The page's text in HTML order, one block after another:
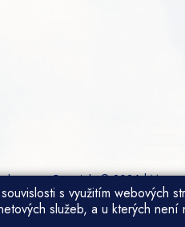
Copyright © 2026 |Mapa
s využitím webových
služeb, a u kterých